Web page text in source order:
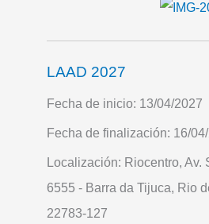
LAAD 2027
Fecha de inicio: 13/04/2027
Fecha de finalización: 16/
Localización: Riocentro, Av.
6555 - Barra da Tijuca, Rio
22783-127